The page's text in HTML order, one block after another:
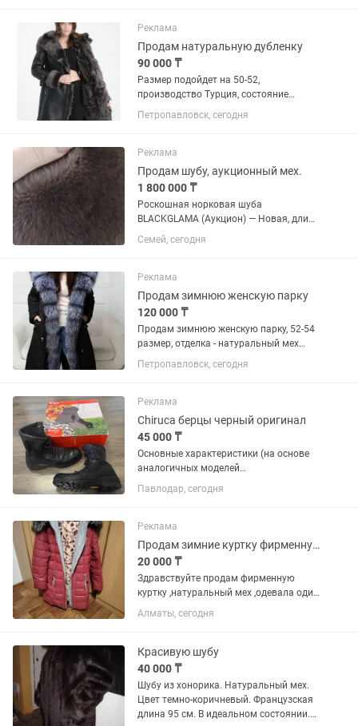
Инстаграм: Также смотрите мои
другие...
Реклама
Продам натуральную дубленку
90 000 ₸
Размер подойдет на 50-52,
производство Турция, состояние
отличное, надевалась несколько раз,
очень теплая, капюшон глубокий, мех и
за 220 тыс
Петропавловск, сегодня
Реклама
Продам шубу, аукционный мех.
1 800 000 ₸
Роскошная норковая шуба
BLACKGLAMA (Аукцион) — Новая, длина
140 см, разм. 50-52 Продаётся
эксклюзивная норковая шуба из
BLACKGLAMA (Блэкглама). Совершенно
новая. Ни разу...
Семей, сегодня
Реклама
Продам зимнюю женскую парку
120 000 ₸
Продам зимнюю женскую парку, 52-54
размер, отделка - натуральный мех
чернобурки, подклад по всей длине из
меха кролика, очень тёплая, длина по
фото, производство -...
Петропавловск, сегодня
Реклама
Chiruca берцы черный оригинал
45 000 ₸
Основные характеристики (на основе
аналогичных моделей
Chiruca):Материал верха: Натуральная
кожа (хром) с повышенной
моделях, таких как Azor Box, кожа
комбинируется с...
Павлодар, сегодня
Реклама
Продам зимние куртку фирменную
20 000 ₸
Здравствуйте продам фирменную
куртку ,натуральный мех ,одевала один
раз ,очень хорошее предложение для
такой вещи .новая вещь ,мех лиса
магазине Кимекс за тенге.продаю по...
Алматы, сегодня
Красивую шубу
40 000 ₸
Шубу из хонорика. Натуральный мех.
Цвет темно-коричневый. Французская
длина 95 см. В идеальном состоянии.